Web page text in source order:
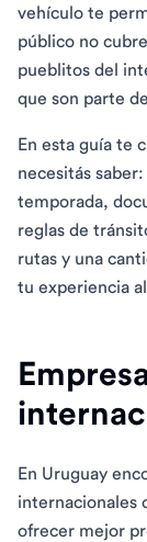
vehículo te
público no
pueblitos del
que son parte
En esta guía te
necesitás
temporada,
reglas de
rutas y una
tu experiencia
En Uruguay
internacionales
ofrecer mejor